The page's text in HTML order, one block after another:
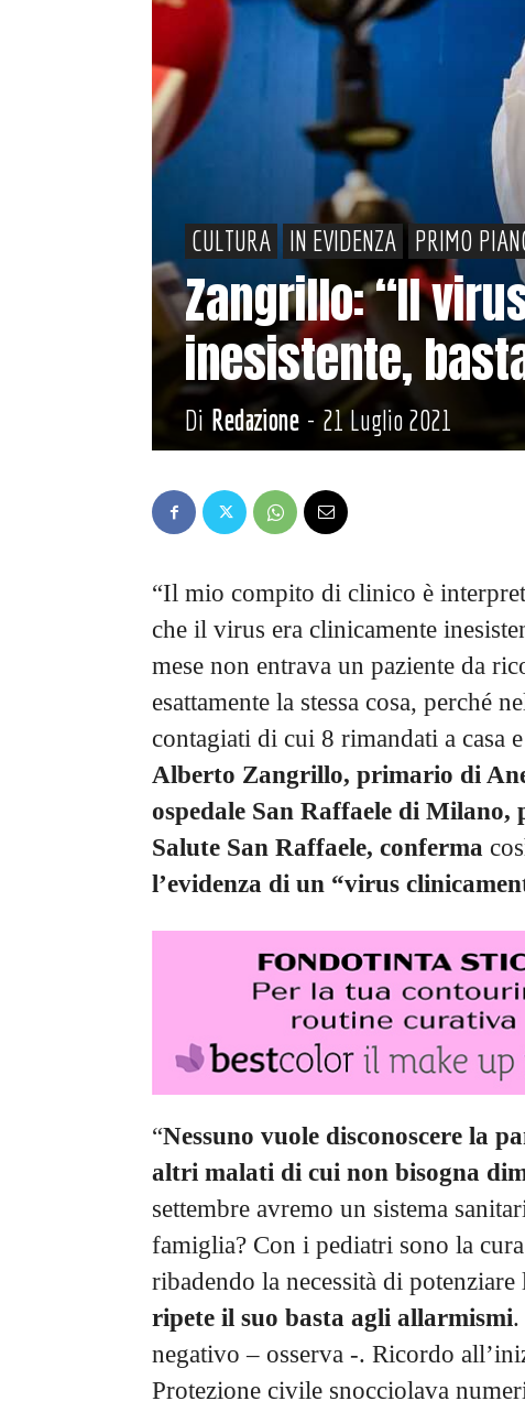
CULTURA IN EVIDENZA PRIMO
Zangrillo: “Il
inesistente,
Di Redazione - 21 Luglio 2021
“Il mio compito di clinico è
che il virus era clinicamente
mese non entrava un paziente da
esattamente la stessa cosa, perché
contagiati di cui 8 rimandati a casa
Alberto Zangrillo, primario di
ospedale San Raffaele di
Salute San Raffaele, conferma
l’evidenza di un “virus
“Nessuno vuole disconoscere la
altri malati di cui non bisogna
settembre avremo un sistema
famiglia? Con i pediatri sono la
ribadendo la necessità di
ripete il suo basta agli allarmismi.
negativo – osserva -. Ricordo
Protezione civile snocciolava